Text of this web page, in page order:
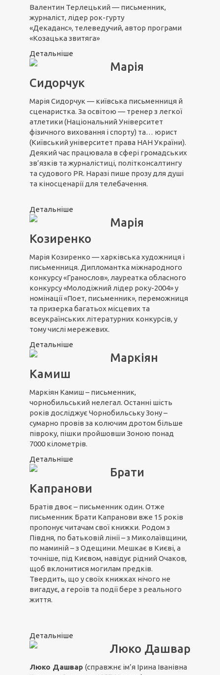
Валентин Терлецький — письменник,
журналіст, лідер рок-гурту
«Декаданс», телеведучий, автор програми
«Козацька звитяга»
Детальніше
Марія
Сидорчук
Марія Сидорчук — київська письменниця й
сценаристка. За освітою — тренер з легкої
атлетики (Національний Університет
фізичного виховання і спорту) та… юрист
(Київський університет права НАН України).
Деякий час працювала в сфері громадських
зв’язків та журналістиці, політконсалтингу
та судового PR. Наразі пише прозу для душі
та кіносценарії для телебачення.
Детальніше
Марія
Козиренко
Марія Козиренко — харківська художниця і
письменниця. Дипломантка міжнародного
конкурсу «Гранослов», лауреатка обласного
конкурсу «Молодіжний лідер року-2004» у
номінації «Поет, письменник», переможниця
та призерка багатьох місцевих та
всеукраїнських літературних конкурсів, у
тому числі мережевих.
Детальніше
Маркіян
Камиш
Маркіян Камиш – письменник,
чорнобильський нелегал. Останні шість
років досліджує Чорнобильську Зону –
сумарно провів за колючим дротом більше
півроку, пішки пройшовши Зоною понад
7000 кілометрів.
Детальніше
Брати
Капранови
Братів двоє – письменник один. Отже
письменник Брати Капранови вже 15 років
пропонує читачам свої книжки. Родом з
Півдня, по батьковій лінії – з Миколаївщини,
по маминій – з Одещини. Мешкає в Києві, а
точніше, під Києвом, навідує рідний Очаков,
щоб вклонитися могилам предків.
Твердить, що у своїх книжках нічого не
вигадує, а героїв та події бере з реального
життя.
Детальніше
Люко Дашвар
Люко Дашвар (справжнє ім’я Ірина Іванівна